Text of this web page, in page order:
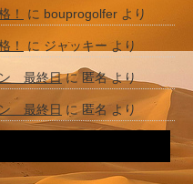
！ に bouprogolfer より
！ に ジャッキー より
ン 最終日に匿名より
ン 最終日に匿名 より